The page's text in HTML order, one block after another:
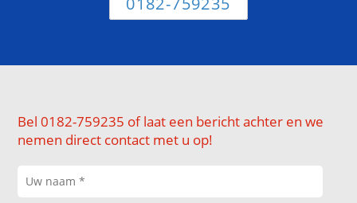
Bel 0182-759235 of laat een bericht achter en we
nemen direct contact met u op!